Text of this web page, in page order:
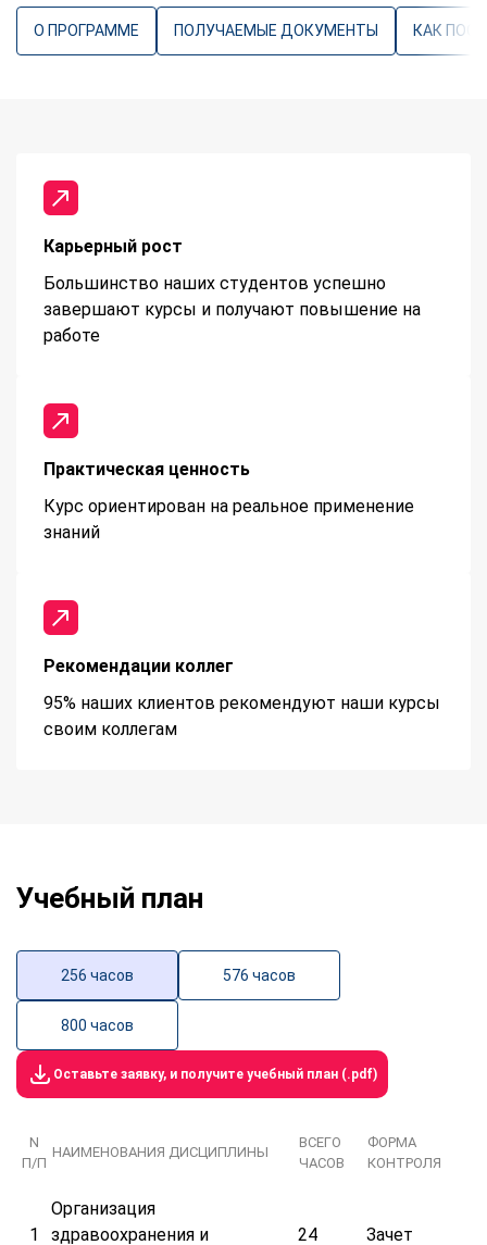
О ПРОГРАММЕ ПОЛУЧАЕМЫЕ ДОКУМЕНТЫ КАК
Карьерный рост
Большинство наших студентов успешно
завершают курсы и получают повышение на
работе
Практическая ценность
Курс ориентирован на реальное применение
знаний
Рекомендации коллег
95% наших клиентов рекомендуют наши курсы
своим коллегам
Учебный план
256 часов 576 часов
800 часов
Оставьте заявку, и получите учебный план (.pdf)
N
П/П
НАИМЕНОВАНИЯ ДИСЦИПЛИНЫ
ВСЕГО
ЧАСОВ
ФОРМА
КОНТРОЛЯ
1
Организация
здравоохранения и
24 Зачет